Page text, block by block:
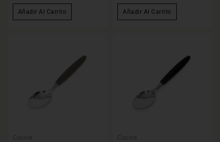
Añadir Al Carrito Añadir Al Carrito
Cocina Cocina